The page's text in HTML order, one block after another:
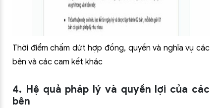
Thời điểm chấm dứt hợp đồng, quyền và nghĩa vụ các
bên và các cam kết khác
4. Hệ quả pháp lý và quyền lợi của các
bên